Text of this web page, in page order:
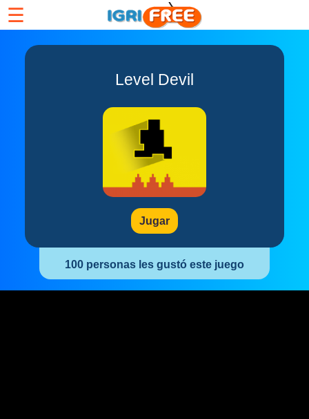
☰
Level Devil
Jugar
100 personas les gustó este juego